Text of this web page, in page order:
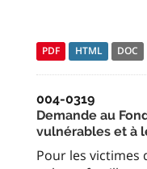
PDF HTML DOC
004-0319
Demande au
vulnérables et à
Pour les victimes